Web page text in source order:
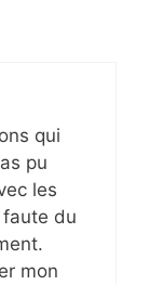
qui
pu
les
faute du
mon